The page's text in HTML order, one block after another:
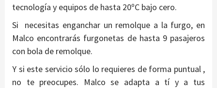
tecnología y equipos de hasta 20ºC bajo cero.
Si necesitas enganchar un remolque a la furgo, en
Malco encontrarás furgonetas de hasta 9 pasajeros
con bola de remolque.
Y si este servicio sólo lo requieres de forma puntual ,
no te preocupes. Malco se adapta a tí y a tus